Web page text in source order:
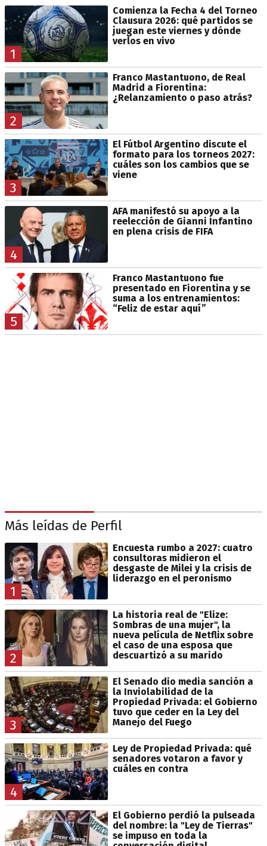
1
Comienza la Fecha 4 del Torneo
Clausura 2026: qué partidos se
juegan este viernes y dónde
verlos en vivo
2
Franco Mastantuono, de Real
Madrid a Fiorentina:
¿Relanzamiento o paso atrás?
3
El Fútbol Argentino discute el
formato para los torneos 2027:
cuáles son los cambios que se
viene
4
AFA manifestó su apoyo a la
reelección de Gianni Infantino
en plena crisis de FIFA
5
Franco Mastantuono fue
presentado en Fiorentina y se
suma a los entrenamientos:
“Feliz de estar aquí”
Más leídas de Perfil
1
Encuesta rumbo a 2027: cuatro
consultoras midieron el
desgaste de Milei y la crisis de
liderazgo en el peronismo
2
La historia real de "Elize:
Sombras de una mujer", la
nueva película de Netflix sobre
el caso de una esposa que
descuartizó a su marido
3
El Senado dio media sanción a
la Inviolabilidad de la
Propiedad Privada: el Gobierno
tuvo que ceder en la Ley del
Manejo del Fuego
4
Ley de Propiedad Privada: qué
senadores votaron a favor y
cuáles en contra
El Gobierno perdió la pulseada
del nombre: la "Ley de Tierras"
se impuso en toda la